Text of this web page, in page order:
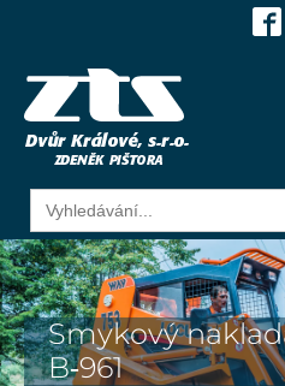
Search
for:
Smykový
B‑961